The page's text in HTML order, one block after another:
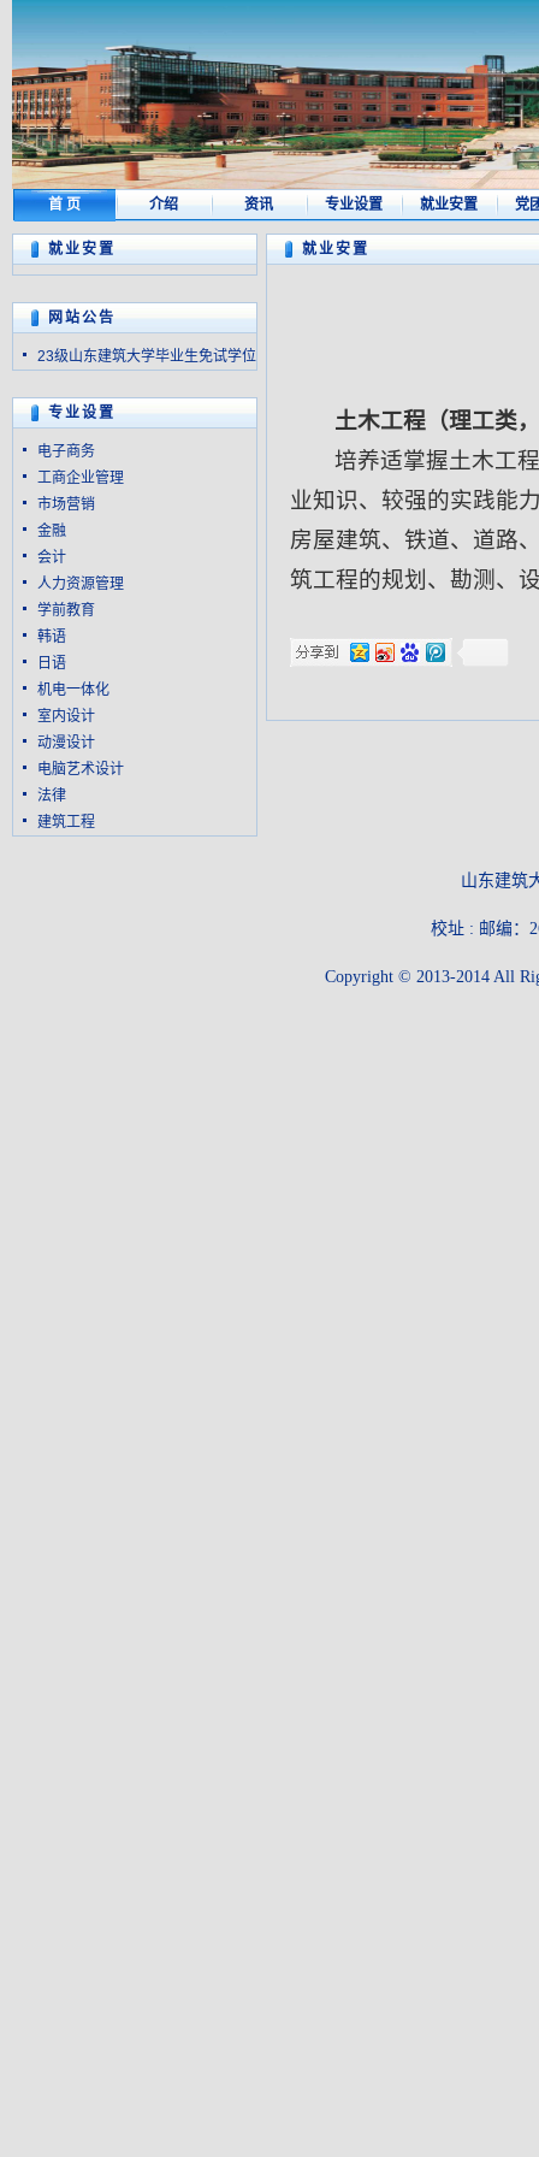
首 页 介绍 资讯 专业设置 就业安置 党
就业安置
网站公告
23级山东建筑大学毕业生免试学位
专业设置
电子商务
工商企业管理
市场营销
金融
会计
人力资源管理
学前教育
韩语
日语
机电一体化
室内设计
动漫设计
电脑艺术设计
法律
建筑工程
就业安置
土木工程（理工类
培养适掌握土木工
业知识、较强的实践能
房屋建筑、铁道、道路
筑工程的规划、勘测、
山东建筑
校址 : 邮编：
Copyright © 2013-2014 All